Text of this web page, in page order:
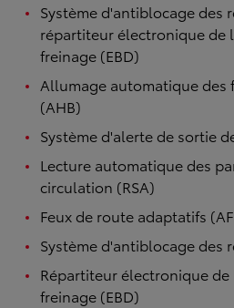
Système d'antiblocage des
répartiteur électronique de
freinage (EBD)
Allumage automatique des
(AHB)
Système d'alerte de sortie
Lecture automatique des
circulation (RSA)
Feux de route adaptatifs
Système d'antiblocage des
Répartiteur électronique de
freinage (EBD)